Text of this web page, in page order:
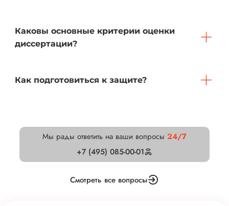
Каковы основные критерии оценки
диссертации?
Как подготовиться к защите?
Мы рады ответить на ваши вопросы 24/7
+7 (495) 085-00-01
Смотреть все вопросы